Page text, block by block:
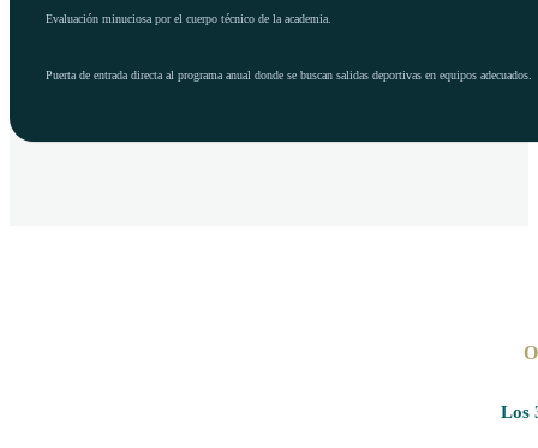
Evaluación minuciosa por el cuerpo técnico de la academia.
Puerta de entrada directa al programa anual donde se buscan salidas deportivas en equipos adecuados.
Los